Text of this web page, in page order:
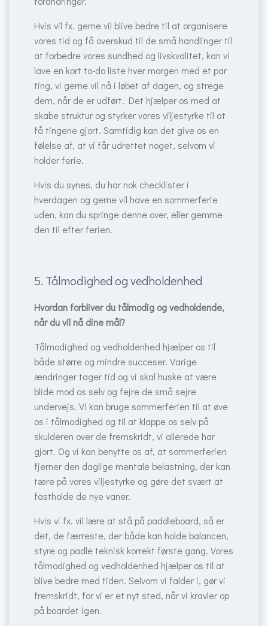
Hvis vil fx. gerne vil blive bedre til at organisere
vores tid og få overskud til de små handlinger til
at forbedre vores sundhed og livskvalitet, kan vi
lave en kort to-do liste hver morgen med et par
ting, vi gerne vil nå i løbet af dagen, og strege
dem, når de er udført. Det hjælper os med at
skabe struktur og styrker vores viljestyrke til at
få tingene gjort. Samtidig kan det give os en
følelse af, at vi får udrettet noget, selvom vi
holder ferie.
Hvis du synes, du har nok checklister i
hverdagen og gerne vil have en sommerferie
uden, kan du springe denne over, eller gemme
den til efter ferien.
5. Tålmodighed og vedholdenhed
Hvordan forbliver du tålmodig og vedholdende,
når du vil nå dine mål?
Tålmodighed og vedholdenhed hjælper os til
både større og mindre succeser. Varige
ændringer tager tid og vi skal huske at være
blide mod os selv og fejre de små sejre
undervejs. Vi kan bruge sommerferien til at øve
os i tålmodighed og til at klappe os selv på
skulderen over de fremskridt, vi allerede har
gjort. Og vi kan benytte os af, at sommerferien
fjerner den daglige mentale belastning, der kan
tære på vores viljestyrke og gøre det svært at
fastholde de nye vaner.
Hvis vi fx. vil lære at stå på paddleboard, så er
det, de færreste, der både kan holde balancen,
styre og padle teknisk korrekt første gang. Vores
tålmodighed og vedholdenhed hjælper os til at
blive bedre med tiden. Selvom vi falder i, gør vi
fremskridt, for vi er et nyt sted, når vi kravler op
på boardet igen.